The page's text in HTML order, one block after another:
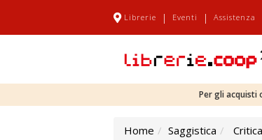
Librerie | Eventi | Assistenza
Per gli acquisti
Home Saggistica